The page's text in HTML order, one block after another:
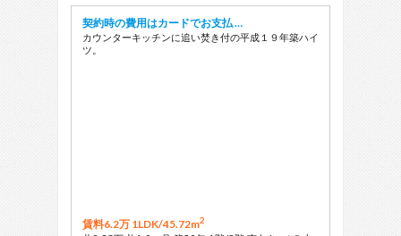
契約時の費用はカードでお支払 …
カウンターキッチンに追い焚き付の平成１９年築ハイ
ツ。
賃料6.2万 1LDK/45.72m2